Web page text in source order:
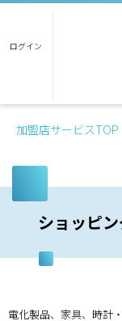
ログイン
加盟店サービスTOP
ショッピ
電化製品、家具、時計